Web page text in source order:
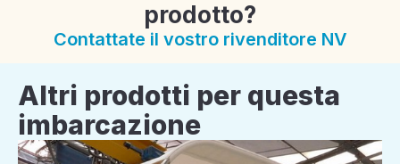
prodotto?
Contattate il vostro rivenditore NV
Altri prodotti per questa
imbarcazione